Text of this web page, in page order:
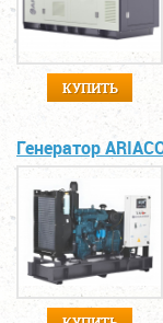
КУПИТЬ
Генератор